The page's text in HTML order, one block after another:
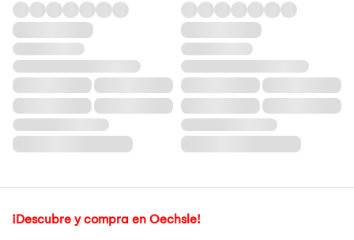
¡Descubre y compra en Oechsle!